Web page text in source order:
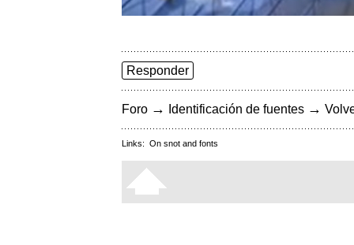
Responder
Foro → Identificación de fuentes →
Links: On snot and fonts